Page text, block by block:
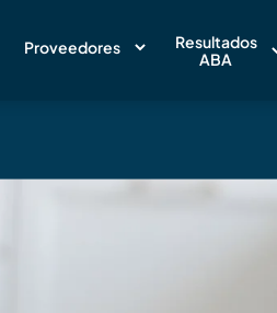
Proveedores
Resultados
ABA